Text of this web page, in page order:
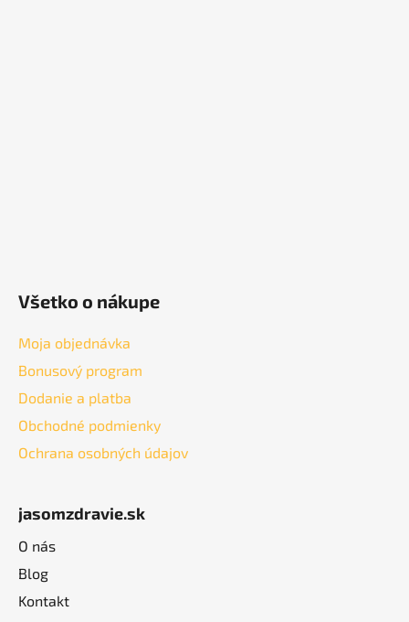
Všetko o nákupe
Moja objednávka
Bonusový program
Dodanie a platba
Obchodné podmienky
Ochrana osobných údajov
jasomzdravie.sk
O nás
Blog
Kontakt